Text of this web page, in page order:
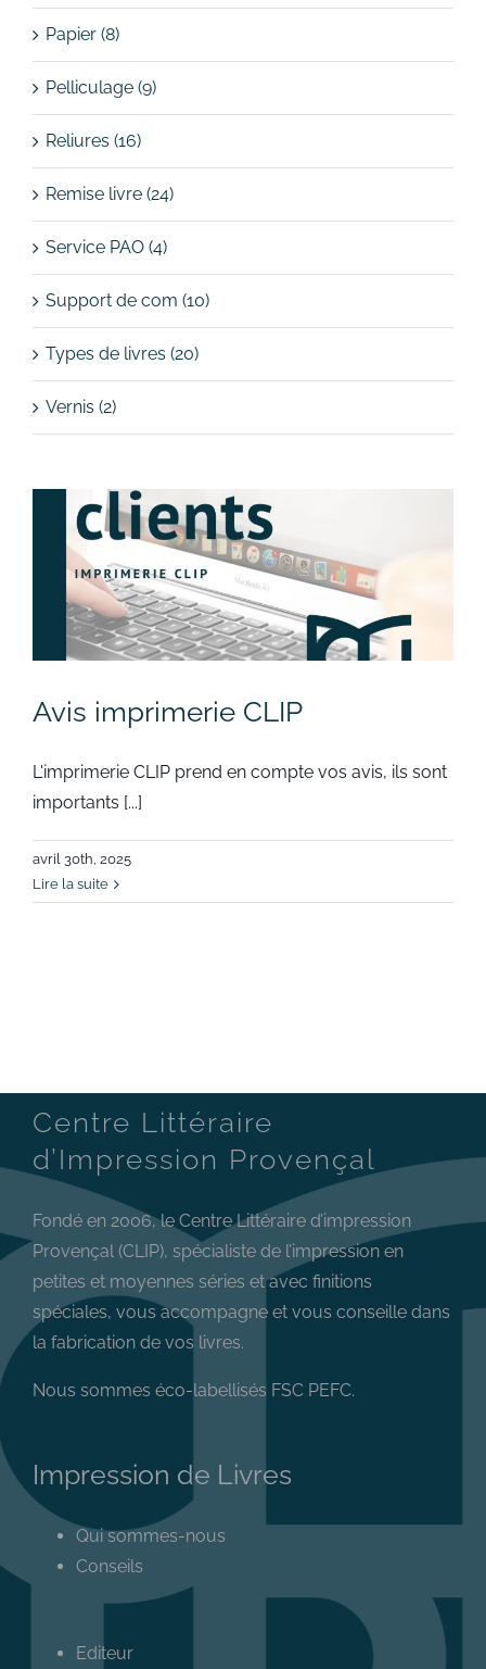
Avis imprimerie CLIP
L'imprimerie CLIP prend en compte vos avis, ils sont
importants [...]
avril 30th, 2025
Lire la suite
Papier (8)
Pelliculage (9)
Reliures (16)
Remise livre (24)
Service PAO (4)
Support de com (10)
Types de livres (20)
Vernis (2)
Centre Littéraire
d’Impression Provençal
Fondé en 2006, le Centre Littéraire d’impression
Provençal (CLIP), spécialiste de l’impression en
petites et moyennes séries et avec finitions
spéciales, vous accompagne et vous conseille dans
la fabrication de vos livres.
Nous sommes éco-labellisés FSC PEFC.
Impression de Livres
Qui sommes-nous
Conseils
Editeur